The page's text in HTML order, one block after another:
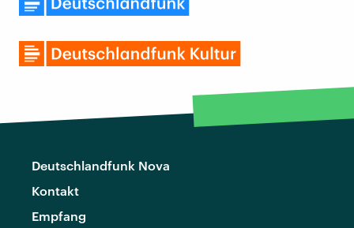
Deutschlandfunk Nova
Kontakt
Empfang